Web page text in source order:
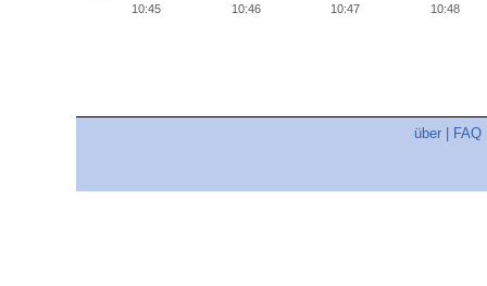
10:45 10:46 10:47 10:48
über FAQ